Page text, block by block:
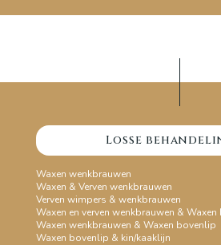
Losse
Waxen wenkbrauwen
Waxen & Verven wenkbrauwen
Verven wimpers & wenkbrauwen
Waxen en verven wenkbrauwen &
Waxen wenkbrauwen & Waxen bovenlip
Waxen bovenlip & kin/kaaklijn